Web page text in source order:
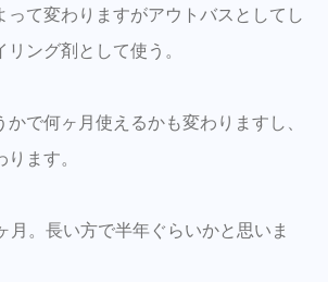
って変わりますがアウトバスとしてし
ング剤として使う。
かで何ヶ月使えるかも変わりますし、
ます。
月。長い方で半年ぐらいかと思いま